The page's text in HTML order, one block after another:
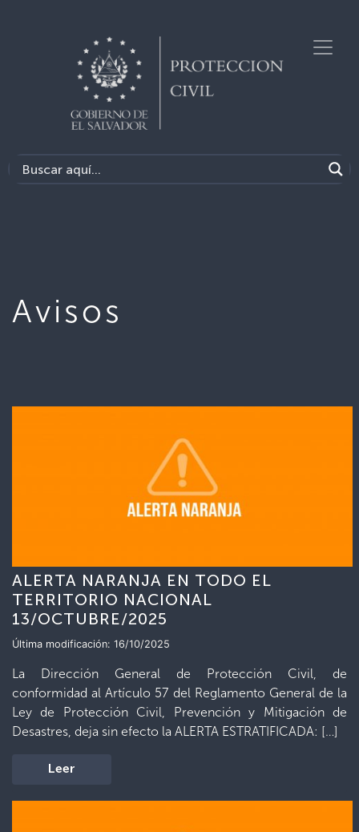
Avisos
ALERTA NARANJA EN TODO EL
TERRITORIO NACIONAL
13/OCTUBRE/2025
Última modificación: 16/10/2025
La Dirección General de Protección Civil, de
conformidad al Artículo 57 del Reglamento General de la
Ley de Protección Civil, Prevención y Mitigación de
Desastres, deja sin efecto la ALERTA ESTRATIFICADA: […]
Leer